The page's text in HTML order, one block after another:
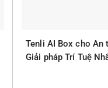
Tenli AI Box cho An
Giải pháp Trí Tuệ